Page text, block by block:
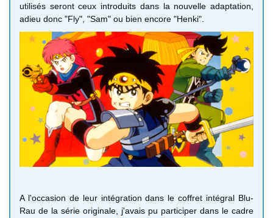
utilisés seront ceux introduits dans la nouvelle adaptation,
adieu donc "Fly", "Sam" ou bien encore "Henki".
A l'occasion de leur intégration dans le coffret intégral Blu-
Rau de la série originale, j'avais pu participer dans le cadre